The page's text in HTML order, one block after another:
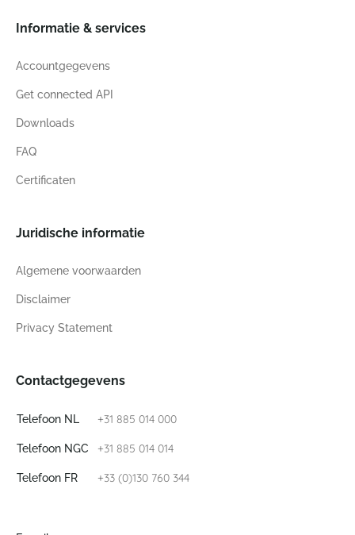
Informatie & services
Accountgegevens
Get connected API
Downloads
FAQ
Certificaten
Juridische informatie
Algemene voorwaarden
Disclaimer
Privacy Statement
Contactgegevens
Telefoon NL +31 885 014 000
Telefoon NGC +31 885 014 014
Telefoon FR +33 (0)130 760 344